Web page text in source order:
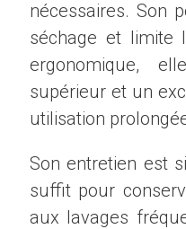
nécessaires. Son
séchage et limite
ergonomique,
supérieur et un
utilisation
Son entretien est
suffit pour
aux lavages